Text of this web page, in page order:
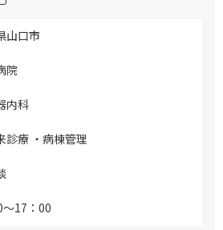
山口市
院
内科
診療 ・病棟管理
17：00